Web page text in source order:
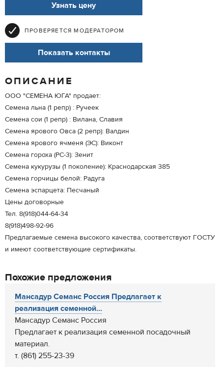
Узнать цену
ПРОВЕРЯЕТСЯ МОДЕРАТОРОМ
Показать контакты
ОПИСАНИЕ
ООО "СЕМЕНА ЮГА" продает:
Семена льна (1 репр) : Ручеек
Семена сои (1 репр) : Вилана, Славия
Семена ярового Овса (2 репр): Валдин
Семена ярового ячменя (ЭС): Виконт
Семена гороха (РС-3): Зенит
Семена кукурузы (1 поколение): Краснодарская 385
Семена горчицы белой: Радуга
Семена эспарцета: Песчаный
Цены договорные
Тел. 8(918)044-64-34
8(918)498-92-96
Предлагаемые семена высокого качества, соответствуют ГОСТУ
и имеют соответствующие сертификаты.
Похожие предложения
Мансадур Семанс Россия Предлагает к
реализация семенной...
Мансадур Семанс Россия
Предлагает к реализация семенной посадочный
материал.
т. (861) 255-23-39